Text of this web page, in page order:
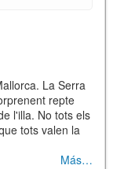
La Serra
repte
l'illa. No tots els
tots valen la
Más